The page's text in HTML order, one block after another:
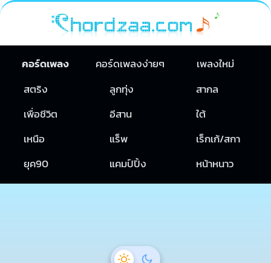
คอร์ดเพลง คอร์ดเพลงง่ายๆ
เพลงใหม่
สตริง
ลูกทุ่ง
สากล
เพื่อชีวิต
อีสาน
ใต้
เหนือ
แร็พ
เร็กเก้/สกา
ยุค90
แคมป์ปิ้ง หน้าหนาว